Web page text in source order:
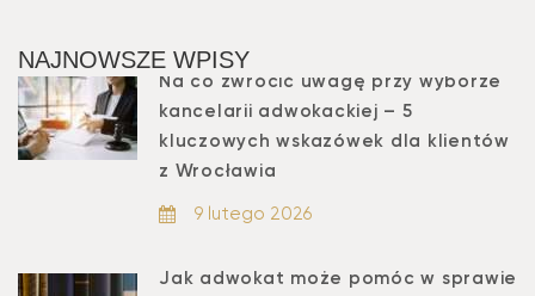
NAJNOWSZE WPISY
Na co zwrócić uwagę przy wyborze
kancelarii adwokackiej – 5
kluczowych wskazówek dla klientów
z Wrocławia
9 lutego 2026
Jak adwokat może pomóc w sprawie